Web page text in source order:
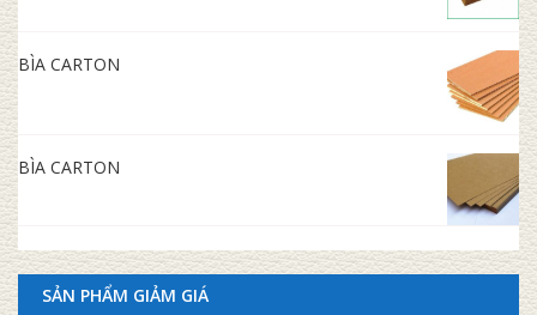
BÌA CARTON
BÌA CARTON
SẢN PHẨM GIẢM GIÁ